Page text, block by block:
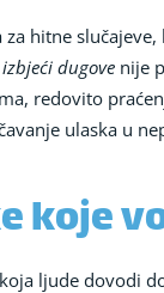
hitne
dugove nije
redovito
ulaska u
koje
ljude dovodi